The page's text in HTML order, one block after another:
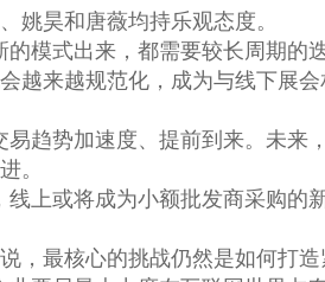
姚昊和唐薇均持乐观态度。
模式出来，都需要较长周期的
越来越规范化，成为与线下展
趋势加速度、提前到来。未来
。
上或将成为小额批发商采购的
，最核心的挑战仍然是如何打